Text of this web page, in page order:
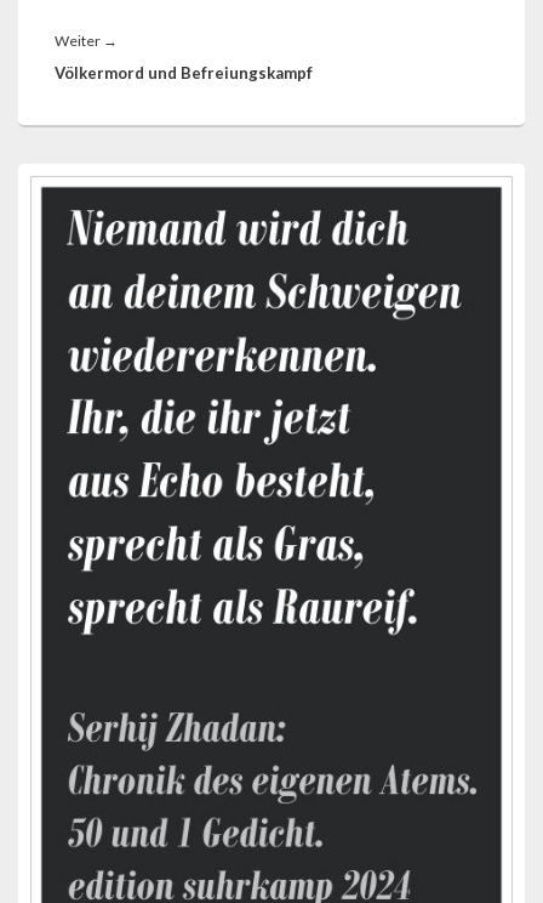
Weiter →
Beitrag:
Völkermord und Befreiungskampf
Primärer
Widgetbereich